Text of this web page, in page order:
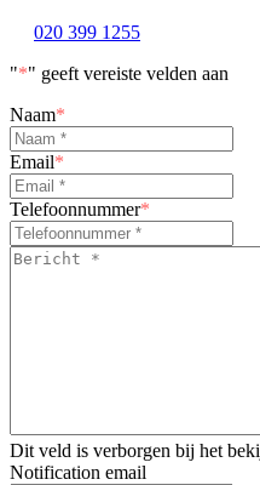
020 399 1255
"*" geeft vereiste velden aan
Naam*
Email*
Telefoonnummer*
Bericht
Dit veld is verborgen bij het
Notification email